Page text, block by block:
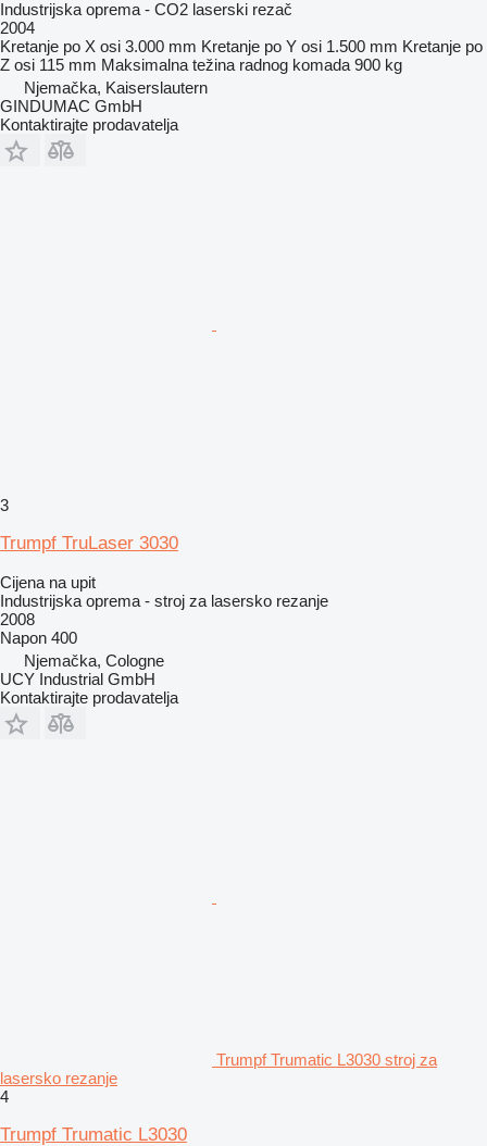
Industrijska oprema - CO2 laserski rezač
2004
Kretanje po X osi 3.000 mm Kretanje po Y osi 1.500 mm Kretanje po
Z osi 115 mm Maksimalna težina radnog komada 900 kg
Njemačka, Kaiserslautern
GINDUMAC GmbH
Kontaktirajte prodavatelja
3
Trumpf TruLaser 3030
Cijena na upit
Industrijska oprema - stroj za lasersko rezanje
2008
Napon 400
Njemačka, Cologne
UCY Industrial GmbH
Kontaktirajte prodavatelja
Trumpf Trumatic L3030 stroj za
lasersko rezanje
4
Trumpf Trumatic L3030